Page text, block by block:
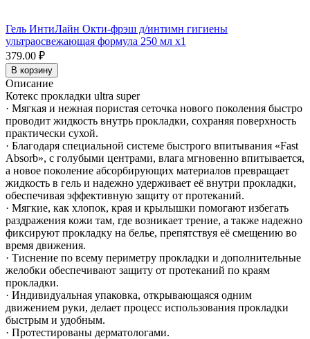
Гель ИнтиЛайн Окти-фрэш д/интимн гигиены
ультраосвежающая формула 250 мл x1
379.00 ₽
В корзину
Описание
Котекс прокладки ultra super
· Мягкая и нежная пористая сеточка нового поколения быстро
проводит жидкость внутрь прокладки, сохраняя поверхность
практически сухой.
· Благодаря специальной системе быстрого впитывания «Fast
Absorb», с голубыми центрами, влага мгновенно впитывается,
а новое поколение абсорбирующих материалов превращает
жидкость в гель и надежно удерживает её внутри прокладки,
обеспечивая эффективную защиту от протеканий.
· Мягкие, как хлопок, края и крылышки помогают избегать
раздражения кожи там, где возникает трение, а также надежно
фиксируют прокладку на белье, препятствуя её смещению во
время движения.
· Тиснение по всему периметру прокладки и дополнительные
желобки обеспечивают защиту от протеканий по краям
прокладки.
· Индивидуальная упаковка, открывающаяся одним
движением руки, делает процесс использования прокладки
быстрым и удобным.
· Протестированы дерматологами.